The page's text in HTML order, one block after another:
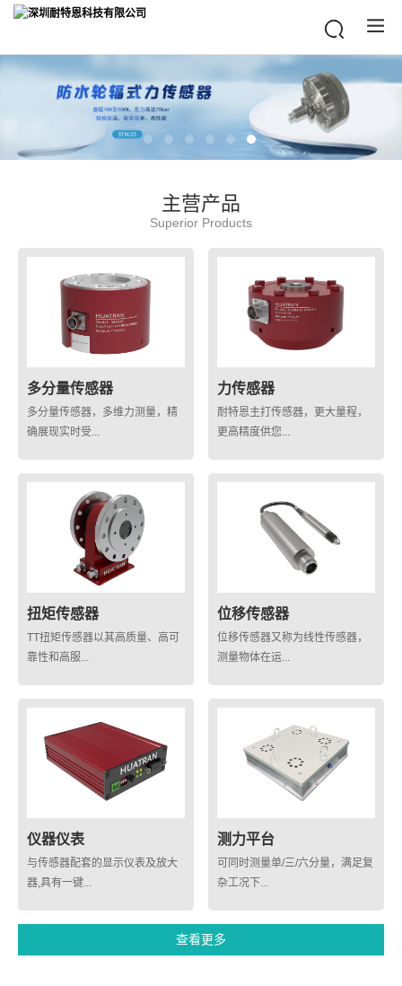
主营产品
Superior Products
多分量传感器
多分量传感器，多维力测量，精
确展现实时受...
力传感器
耐特恩主打传感器，更大量程，
更高精度供您...
扭矩传感器
TT扭矩传感器以其高质量、高可
靠性和高服...
位移传感器
位移传感器又称为线性传感器，
测量物体在运...
仪器仪表
与传感器配套的显示仪表及放大
器,具有一键...
测力平台
可同时测量单/三/六分量，满足复
杂工况下...
查看更多